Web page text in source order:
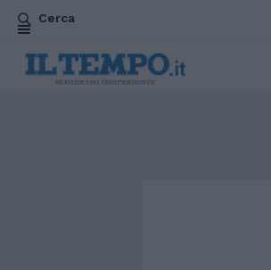
Cerca